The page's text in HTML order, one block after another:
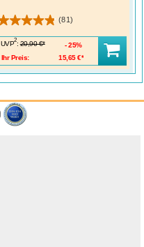
(81)
UVP
2
: 20,90 €*
Ihr Preis:
15,65 €*
25%